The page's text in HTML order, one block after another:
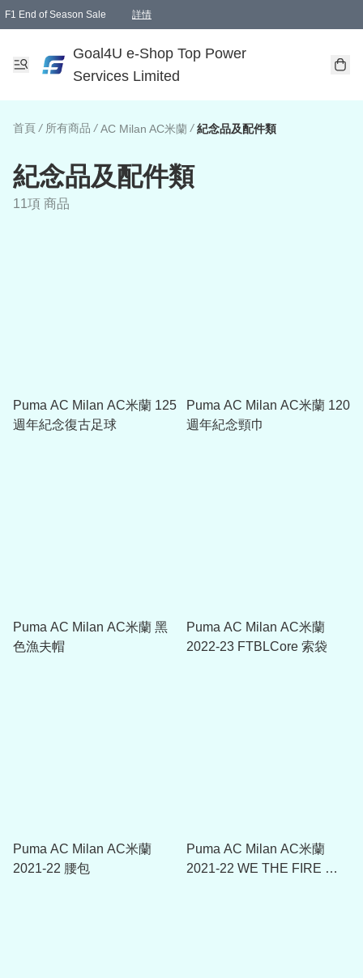
F1 End of Season Sale 詳情
Goal4U e-Shop Top Power
Services Limited
首頁 / 所有商品 / AC Milan AC米蘭 / 紀念品及配件類
紀念品及配件類
11項 商品
Puma AC Milan AC米蘭 125
週年紀念復古足球
Puma AC Milan AC米蘭 120
週年紀念頸巾
Puma AC Milan AC米蘭 黑
色漁夫帽
Puma AC Milan AC米蘭
2022-23 FTBLCore 索袋
Puma AC Milan AC米蘭
2021-22 腰包
Puma AC Milan AC米蘭
2021-22 WE THE FIRE 腰